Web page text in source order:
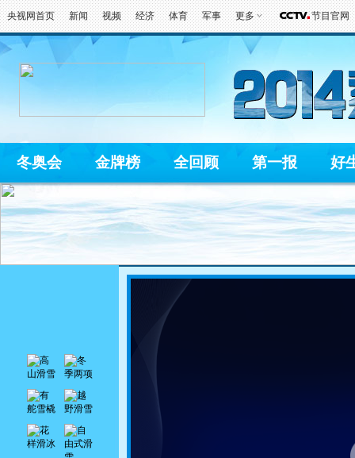
央视网首页 新闻 视频 经济 体育 军事 更多 节目官网
冬奥会 金牌榜 全回顾 第一报 好